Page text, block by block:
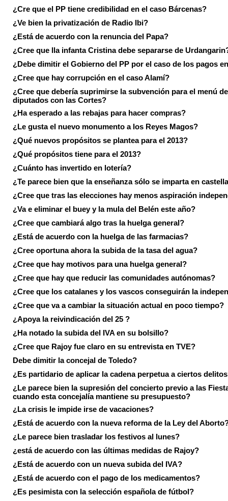
¿Cre que el PP tiene credibilidad en el caso Bárcenas?
¿Ve bien la privatización de Radio Ibi?
¿Está de acuerdo con la renuncia del Papa?
¿Cree que lla infanta Cristina debe separarse de
¿Debe dimitir el Gobierno del PP por el caso de los pagos
¿Cree que hay corrupción en el caso Alamí?
¿Cree que debería suprimirse la subvención para el menú
diputados con las Cortes?
¿Ha esperado a las rebajas para hacer compras?
¿Le gusta el nuevo monumento a los Reyes Magos?
¿Qué nuevos propósitos se plantea para el 2013?
¿Qué propósitos tiene para el 2013?
¿Cuánto has invertido en lotería?
¿Te parece bien que la enseñanza sólo se imparta en
¿Cree que tras las elecciones hay menos aspiración
¿Va e eliminar el buey y la mula del Belén este año?
¿Cree que cambiará algo tras la huelga general?
¿Está de acuerdo con la huelga de las farmacias?
¿Cree oportuna ahora la subida de la tasa del agua?
¿Cree que hay motivos para una huelga general?
¿Cree que hay que reducir las comunidades autónomas?
¿Cree que los catalanes y los vascos conseguirán la
¿Cree que va a cambiar la situación actual en poco tiempo?
¿Apoya la reivindicación del 25 ?
¿Ha notado la subida del IVA en su bolsillo?
¿Cree que Rajoy fue claro en su entrevista en TVE?
Debe dimitir la concejal de Toledo?
¿Es partidario de aplicar la cadena perpetua a ciertos
¿Le parece bien la supresión del concierto previo a las
cuando esta concejalía mantiene su presupuesto?
¿La crisis le impide irse de vacaciones?
¿Está de acuerdo con la nueva reforma de la Ley del
¿Le parece bien trasladar los festivos al lunes?
¿está de acuerdo con las últimas medidas de Rajoy?
¿Está de acuerdo con un nueva subida del IVA?
¿Está de acuerdo con el pago de los medicamentos?
¿Es pesimista con la selección española de fútbol?